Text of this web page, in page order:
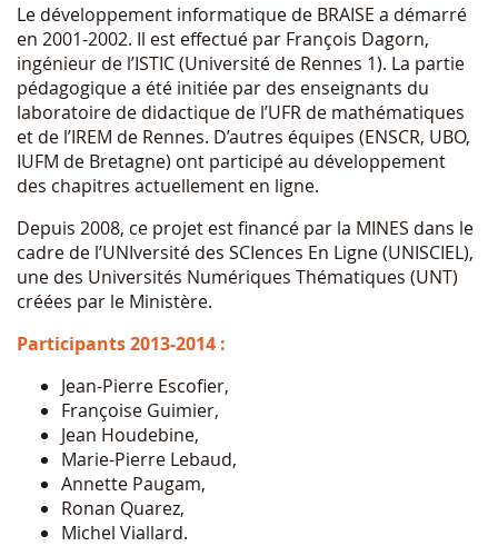
Le développement informatique de BRAISE a démarré
en 2001-2002. Il est effectué par François Dagorn,
ingénieur de l’ISTIC (Université de Rennes 1). La partie
pédagogique a été initiée par des enseignants du
laboratoire de didactique de l’UFR de mathématiques
et de l’IREM de Rennes. D’autres équipes (ENSCR, UBO,
IUFM de Bretagne) ont participé au développement
des chapitres actuellement en ligne.
Depuis 2008, ce projet est financé par la MINES dans le
cadre de l’UNIversité des SCIences En Ligne (UNISCIEL),
une des Universités Numériques Thématiques (UNT)
créées par le Ministère.
Participants 2013-2014 :
Jean-Pierre Escofier,
Françoise Guimier,
Jean Houdebine,
Marie-Pierre Lebaud,
Annette Paugam,
Ronan Quarez,
Michel Viallard.